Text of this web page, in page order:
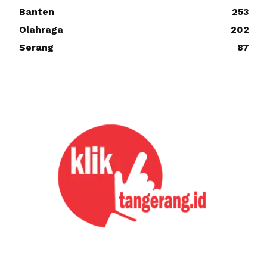
Banten
253
Olahraga
202
Serang
87